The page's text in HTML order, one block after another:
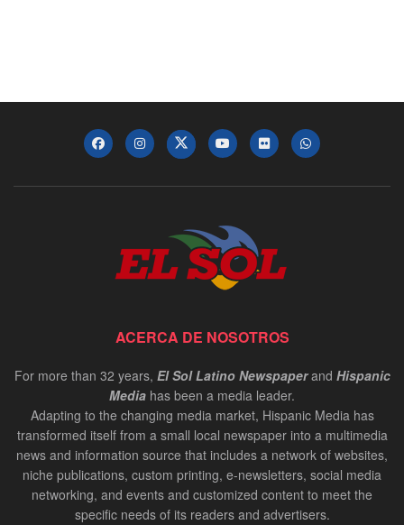
ACERCA DE NOSOTROS
For more than 32 years, El Sol Latino Newspaperand Hispanic
Media has been a media leader.
Adapting to the changing media market, Hispanic Media has
transformed itself from a small local newspaper into a multimedia
news and information source that includes a network of websites,
niche publications, custom printing, e-newsletters, social media
networking, and events and customized content to meet the
specific needs of its readers and advertisers.